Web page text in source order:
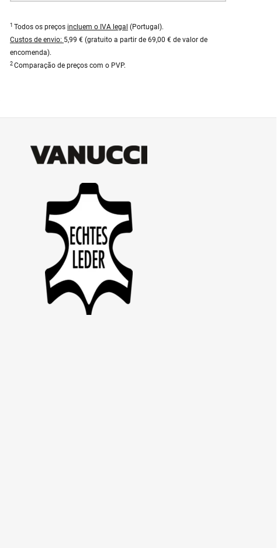
1 Todos os preços incluem o IVA legal (Portugal).
Custos de envio: 5,99 € (gratuito a partir de 69,00 € de valor de
encomenda).
2 Comparação de preços com o PVP.